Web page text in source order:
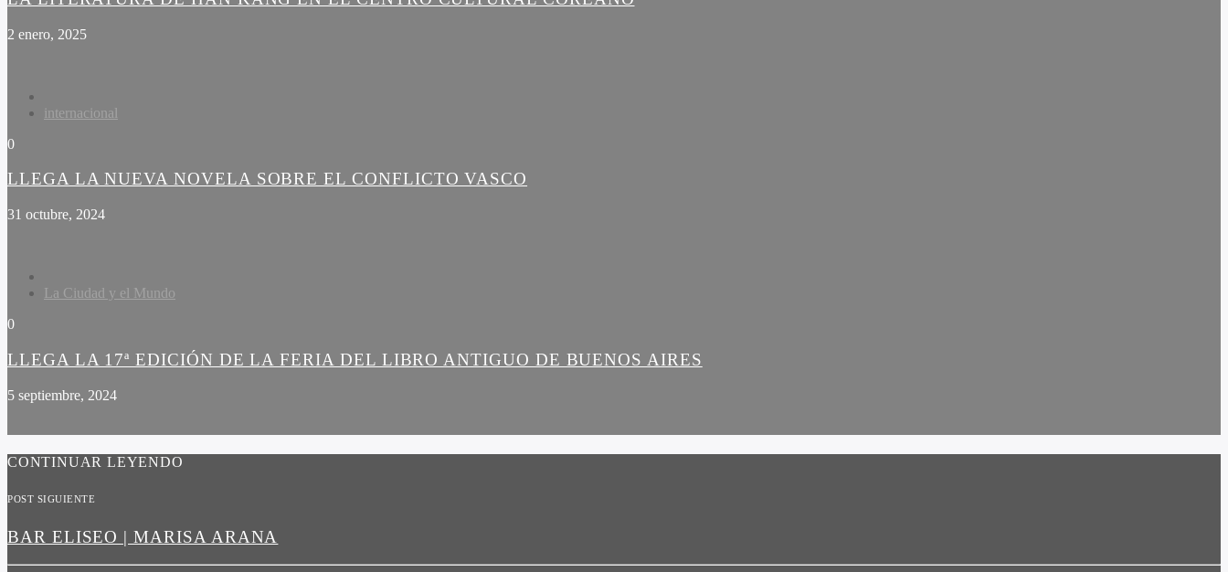
2 enero, 2025
internacional
0
LLEGA LA NUEVA NOVELA SOBRE EL CONFLICTO VASCO
31 octubre, 2024
La Ciudad y el Mundo
0
LLEGA LA 17ª EDICIÓN DE LA FERIA DEL LIBRO ANTIGUO DE BUENOS AIRES
5 septiembre, 2024
CONTINUAR LEYENDO
POST SIGUIENTE
BAR ELISEO | MARISA ARANA